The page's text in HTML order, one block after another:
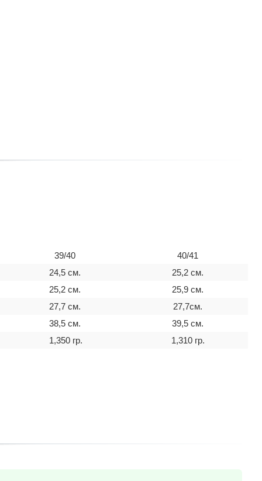
39/40
40/41
24,5 см.
25,2 см.
25,2 cм.
25,9 см.
27,7 cм.
27,7см.
38,5 cм.
39,5 см.
1,350 гр. 1,310 гр.